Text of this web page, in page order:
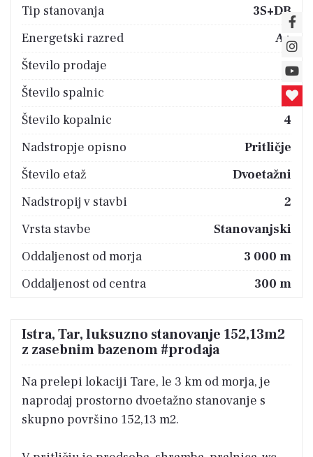
Tip stanovanja
3S+DB
Energetski razred
A+
Število prodaje
4
Število spalnic
3
Število kopalnic
4
Nadstropje opisno
Pritličje
Število etaž
Dvoetažni
Nadstropij v stavbi
2
Vrsta stavbe
Stanovanjski
Oddaljenost od morja
3 000 m
Oddaljenost od centra
300 m
Istra, Tar, luksuzno stanovanje 152,13m2
z zasebnim bazenom #prodaja
Na prelepi lokaciji Tare, le 3 km od morja, je
naprodaj prostorno dvoetažno stanovanje s
skupno površino 152,13 m2.